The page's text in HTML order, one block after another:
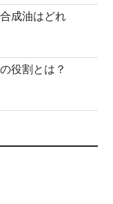
成油はどれ
役割とは？